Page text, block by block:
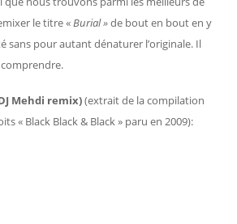
le titre «Burial »de bout en bout en y
sans pour autant dénaturer l’originale. Il
Mehdi remix)(extrait de la compilation
« Black Black & Black » paru en 2009):